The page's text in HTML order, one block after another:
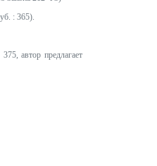
: 365).
автор предлагает